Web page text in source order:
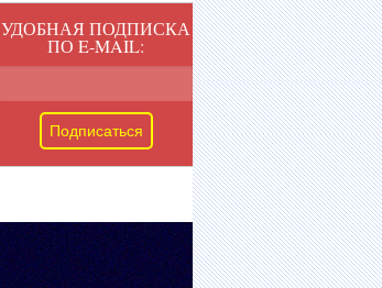
УДОБНАЯ ПОДПИСКА
ПО E-MAIL: